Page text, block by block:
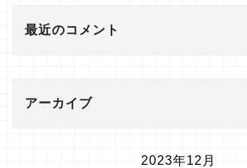
最近のコメント
アーカイブ
2023年12月